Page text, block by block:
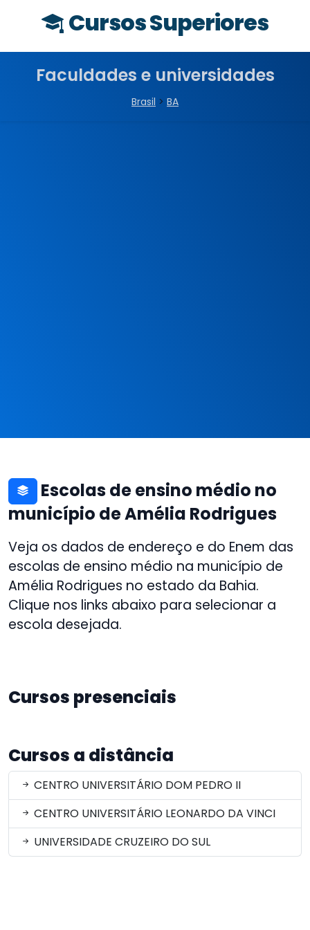
Cursos Superiores
Faculdades e universidades
Brasil > BA
Escolas de ensino médio no
município de Amélia Rodrigues
Veja os dados de endereço e do Enem das
escolas de ensino médio na município de
Amélia Rodrigues no estado da Bahia.
Clique nos links abaixo para selecionar a
escola desejada.
Cursos presenciais
Cursos a distância
CENTRO UNIVERSITÁRIO DOM PEDRO II
CENTRO UNIVERSITÁRIO LEONARDO DA VINCI
UNIVERSIDADE CRUZEIRO DO SUL